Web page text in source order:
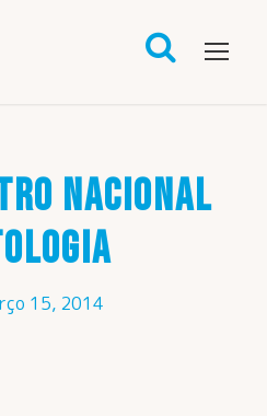
NACIONAL
15, 2014